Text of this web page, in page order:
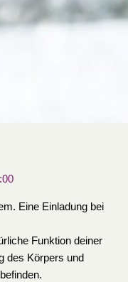
Eine Einladung bei
Funktion deiner
des Körpers und